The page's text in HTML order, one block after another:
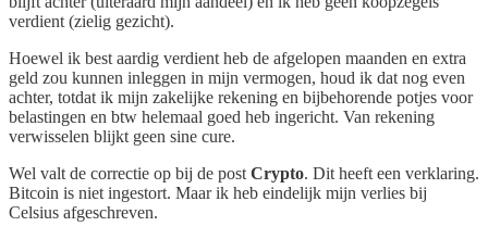
verdient (zielig gezicht).
Hoewel ik best aardig verdient heb de afgelopen maanden en extra
geld zou kunnen inleggen in mijn vermogen, houd ik dat nog even
achter, totdat ik mijn zakelijke rekening en bijbehorende potjes voor
belastingen en btw helemaal goed heb ingericht. Van rekening
verwisselen blijkt geen sine cure.
Wel valt de correctie op bij de post Crypto. Dit heeft een verklaring.
Bitcoin is niet ingestort. Maar ik heb eindelijk mijn verlies bij
Celsius afgeschreven.